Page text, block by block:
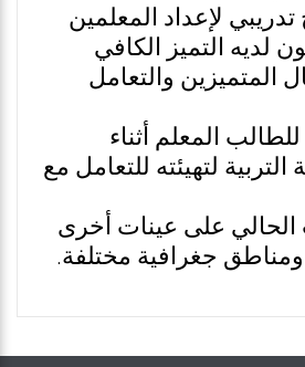
تدريبي لإعداد المعلمين
لديه التميز الكافي
المتميزين والتعامل
المعلم أثناء
لتهيئته للتعامل مع
الحالي على عينات أخرى
ومناطق جغرافية مختلفة.